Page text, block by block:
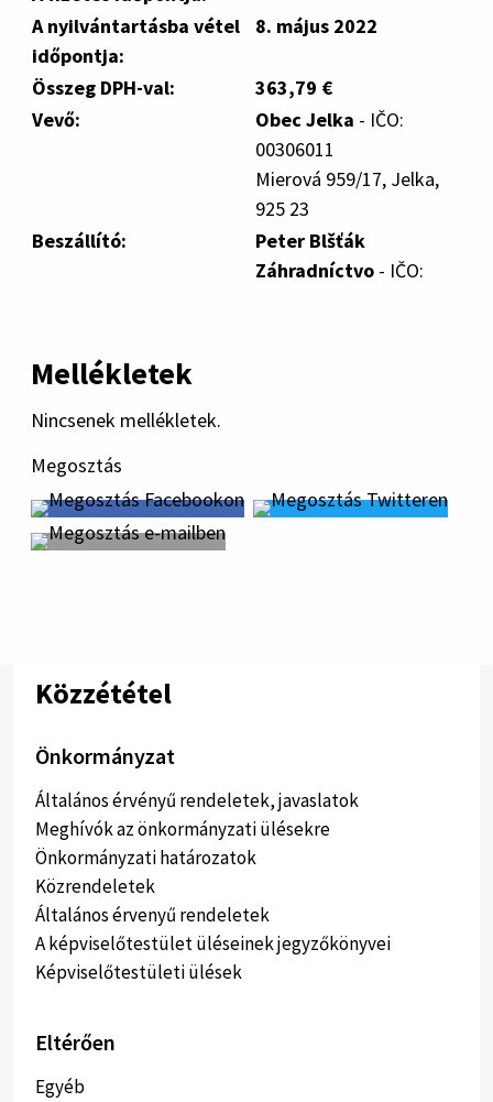
A nyilvántartásba vétel
időpontja:
8. május 2022
Összeg DPH-val:
363,79 €
Vevő:
Obec Jelka - IČO:
00306011
Mierová 959/17, Jelka,
925 23
Beszállító:
Peter Blšťák
Záhradníctvo - IČO:
Mellékletek
Nincsenek mellékletek.
Megosztás
Közzététel
Önkormányzat
Általános érvényű rendeletek, javaslatok
Meghívók az önkormányzati ülésekre
Önkormányzati határozatok
Közrendeletek
Általános érvenyű rendeletek
A képviselőtestület üléseinek jegyzőkönyvei
Képviselőtestületi ülések
Eltérően
Egyéb